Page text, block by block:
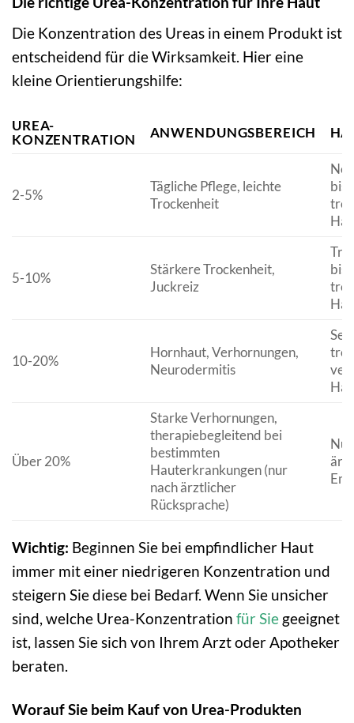
Die Konzentration des Ureas in einem Produkt ist
entscheidend für die Wirksamkeit. Hier eine
kleine Orientierungshilfe:
UREA-
KONZENTRATION
ANWENDUNGSBEREICH
2-5%
Tägliche Pflege, leichte
Trockenheit
bis
5-10%
Stärkere Trockenheit,
Juckreiz
bis
10-20%
Hornhaut, Verhornungen,
Neurodermitis
Über 20%
Starke Verhornungen,
therapiebegleitend bei
bestimmten
Hauterkrankungen (nur
nach ärztlicher
Rücksprache)
Wichtig: Beginnen Sie bei empfindlicher Haut
immer mit einer niedrigeren Konzentration und
steigern Sie diese bei Bedarf. Wenn Sie unsicher
sind, welche Urea-Konzentration für Sie geeignet
ist, lassen Sie sich von Ihrem Arzt oder Apotheker
beraten.
Worauf Sie beim Kauf von Urea-Produkten